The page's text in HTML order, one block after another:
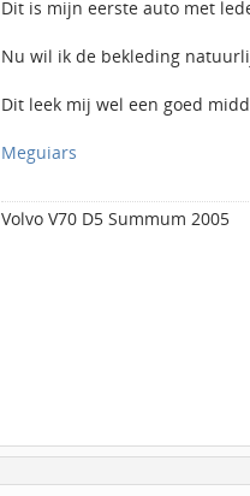
Dit is mijn eerste auto met
Nu wil ik de bekleding
Dit leek mij wel een goed
Meguiars
Volvo V70 D5 Summum 2005